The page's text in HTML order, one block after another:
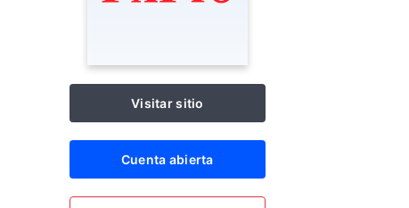
Visitar sitio
Cuenta abierta